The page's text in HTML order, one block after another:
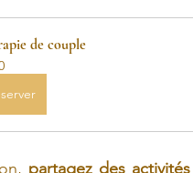
de couple
partagez des